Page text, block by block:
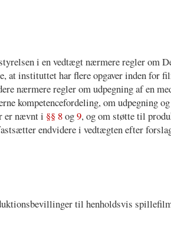
i en vedtægt nærmere regler om
at instituttet har flere opgaver inden for
nærmere regler om udpegning af en
kompetencefordeling, om udpegning
er nævnt i §§ 8og9, og om støtte til
endvidere i vedtægten efter
til henholdsvis